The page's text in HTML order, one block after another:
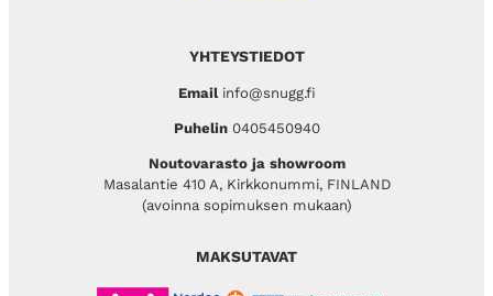
YHTEYSTIEDOT
Emailinfo@snugg.fi
Puhelin 0405450940
Noutovarasto ja showroom
Masalantie 410 A, Kirkkonummi, FINLAND
(avoinna sopimuksen mukaan)
MAKSUTAVAT